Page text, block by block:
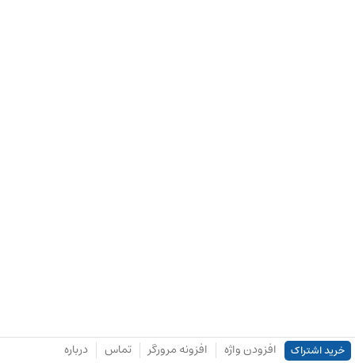
خرید اشتراک افزودن واژه افزونه مرورگر تماس درباره